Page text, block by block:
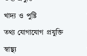
খাদ্য ও পুষ্টি
তথ্য যোগাযোগ প্রযুক্তি
স্বাস্থ্য